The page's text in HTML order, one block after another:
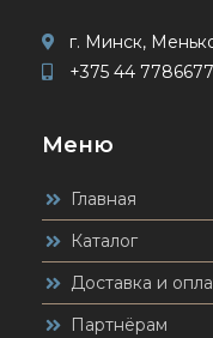
г. Минск,
+375 44 7786677
Меню
Главная
Каталог
Доставка и
Партнёрам